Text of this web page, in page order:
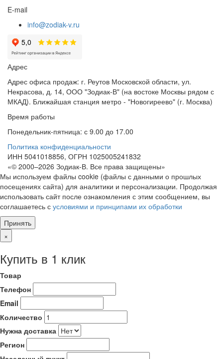
E-mail
info@zodiak-v.ru
Адрес
Адрес офиса продаж: г. Реутов Московской области, ул.
Некрасова, д. 14, ООО "Зодиак-В" (на востоке Москвы рядом с
МКАД). Ближайшая станция метро - "Новогиреево" (г. Москва)
Время работы
Понедельник-пятница: с 9.00 до 17.00
Политика конфиденциальности
ИНН 5041018856, ОГРН 1025005241832
«© 2000–2026 Зодиак-В. Все права защищены»
Мы используем файлы cookie (файлы с данными о прошлых
посещениях сайта) для аналитики и персонализации. Продолжая
использовать сайт после ознакомления с этим сообщением, вы
соглашаетесь с условиями и принципами их обработки
Принять
×
Купить в 1 клик
Товар
Телефон
Email
Количество
Нужна доставка
Регион